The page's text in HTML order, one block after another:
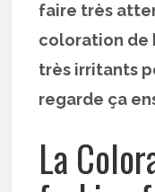
faire très
coloration de
très irritants
regarde ça
La